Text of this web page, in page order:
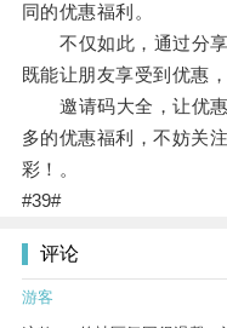
同的优惠福利。
不仅如此，通过分享
既能让朋友享受到优惠
邀请码大全，让优惠
多的优惠福利，不妨关
彩！。
#39#
评论
游客